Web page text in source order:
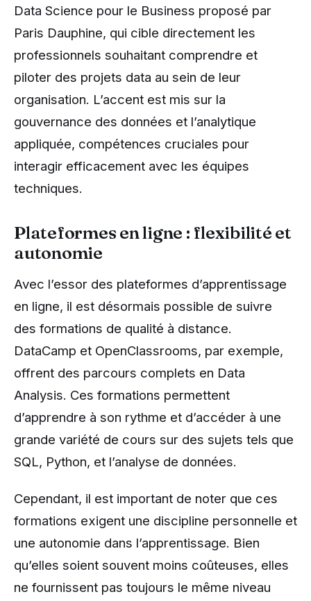
Data Science pour le Business proposé par
Paris Dauphine, qui cible directement les
professionnels souhaitant comprendre et
piloter des projets data au sein de leur
organisation. L’accent est mis sur la
gouvernance des données et l’analytique
appliquée, compétences cruciales pour
interagir efficacement avec les équipes
techniques.
Plateformes en ligne : flexibilité et
autonomie
Avec l’essor des plateformes d’apprentissage
en ligne, il est désormais possible de suivre
des formations de qualité à distance.
DataCamp et OpenClassrooms, par exemple,
offrent des parcours complets en Data
Analysis. Ces formations permettent
d’apprendre à son rythme et d’accéder à une
grande variété de cours sur des sujets tels que
SQL, Python, et l’analyse de données.
Cependant, il est important de noter que ces
formations exigent une discipline personnelle et
une autonomie dans l’apprentissage. Bien
qu’elles soient souvent moins coûteuses, elles
ne fournissent pas toujours le même niveau